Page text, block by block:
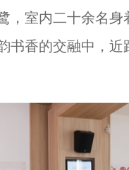
，室内二十余名
书香的交融中，